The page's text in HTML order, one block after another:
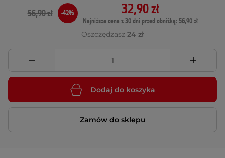
32,90 zł
Najniższa cena z 30 dni przed obniżką: 56,90 zł
56,90 zł -42%
Oszczędzasz 24 zł
Dodaj do koszyka
Zamów do sklepu